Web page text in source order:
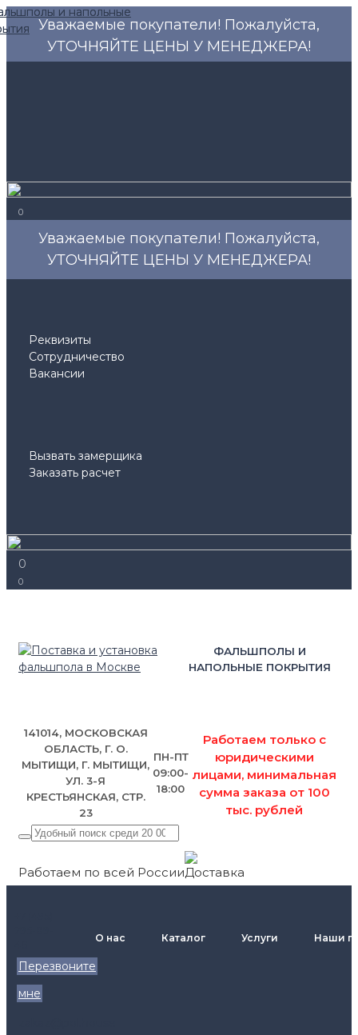
Уважаемые покупатели! Пожалуйста,
УТОЧНЯЙТЕ ЦЕНЫ У МЕНЕДЖЕРА!
0
Уважаемые покупатели! Пожалуйста,
УТОЧНЯЙТЕ ЦЕНЫ У МЕНЕДЖЕРА!
Реквизиты
Сотрудничество
Вакансии
Вызвать замерщика
Заказать расчет
0
0
ФАЛЬШПОЛЫ И
НАПОЛЬНЫЕ ПОКРЫТИЯ
141014, МОСКОВСКАЯ
ОБЛАСТЬ, Г. О.
МЫТИЩИ, Г. МЫТИЩИ,
УЛ. 3-Я
КРЕСТЬЯНСКАЯ, СТР.
23
ПН-ПТ
09:00-
18:00
Работаем только с
юридическими
лицами, минимальная
сумма заказа от 100
тыс. рублей
Работаем по всей России
Перезвоните
мне
О нас Каталог Услуги Наши